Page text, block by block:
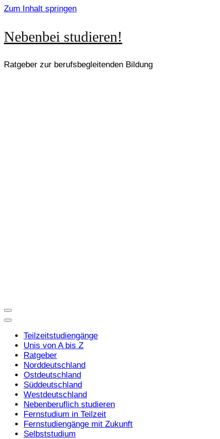
Zum Inhalt springen
Nebenbei studieren!
Ratgeber zur berufsbegleitenden Bildung
Teilzeitstudiengänge
Unis von A bis Z
Ratgeber
Norddeutschland
Ostdeutschland
Süddeutschland
Westdeutschland
Nebenberuflich studieren
Fernstudium in Teilzeit
Fernstudiengänge mit Zukunft
Selbststudium